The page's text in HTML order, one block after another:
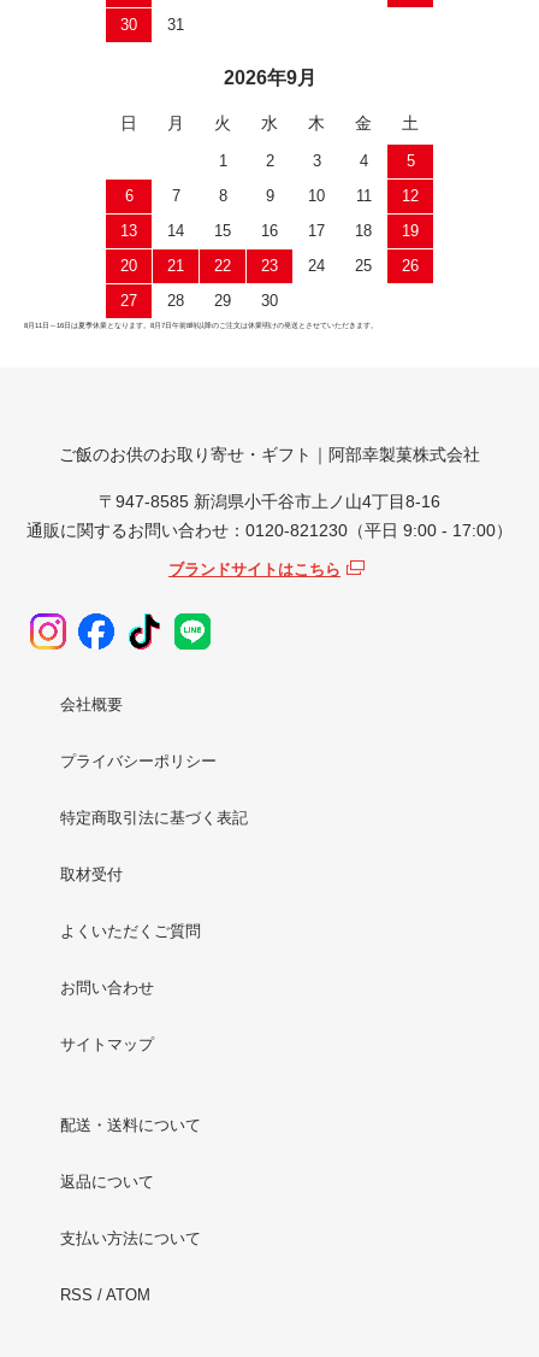
30
31
2026年9月
日 月 火 水 木 金 土
1 2 3 4
5
6
7 8 9 10 11
12
13
14 15 16 17 18
19
20
21 22 23 24 25
26
27
28 29 30
8月11日～16日は夏季休業となります。8月7日午前8時以降のご注文は休業明けの発送とさせていただきます。
ご飯のお供のお取り寄せ・ギフト｜阿部幸製菓株式会社
〒947-8585 新潟県小千谷市上ノ山4丁目8-16
通販に関するお問い合わせ：0120-821230（平日 9:00 - 17:00）
ブランドサイトはこちら
会社概要
プライバシーポリシー
特定商取引法に基づく表記
取材受付
よくいただくご質問
お問い合わせ
サイトマップ
配送・送料について
返品について
支払い方法について
RSS / ATOM